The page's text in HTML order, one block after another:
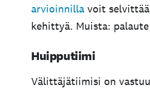
arvioinnilla voit
kehittyä. Muista:
Huipputiimi
Välittäjätiimisi on